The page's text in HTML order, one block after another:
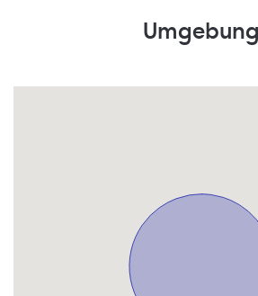
Umgebung